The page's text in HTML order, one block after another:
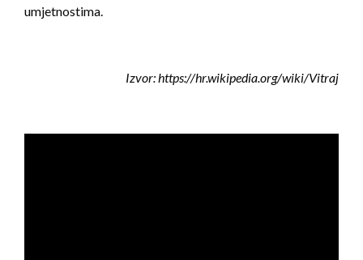
umjetnostima.
Izvor: https://hr.wikipedia.org/wiki/Vitraj